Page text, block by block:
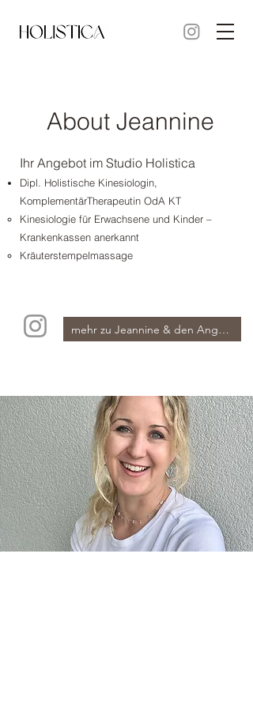
About Jeannine
Ihr Angebot im Studio Holistica
Dipl. Holistische Kinesiologin,
KomplementärTherapeutin OdA KT
​Kinesiologie für Erwachsene und Kinder –
Krankenkassen anerkannt
Kräuterstempelmassage
mehr zu Jeannine & den Angeboten